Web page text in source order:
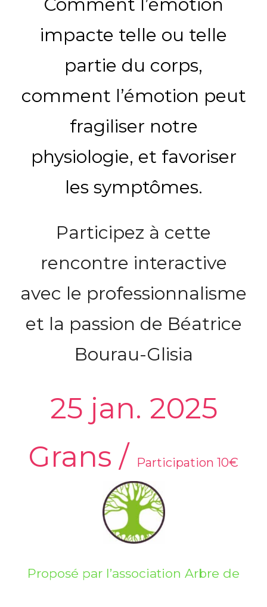
impacte telle ou telle
partie du corps,
comment l’émotion peut
fragiliser notre
physiologie, et favoriser
les symptômes.
Participez à cette
rencontre interactive
avec le professionnalisme
et la passion de Béatrice
Bourau-Glisia
25 jan. 2025
Grans / Participation 10€
Proposé par l’association Arbre de